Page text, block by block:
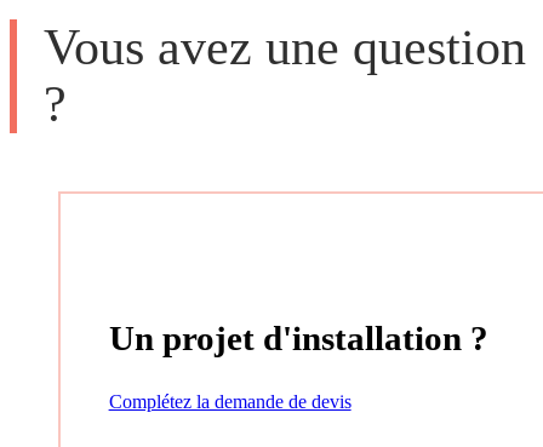
Vous avez une question
?
Un projet d'installation ?
Complétez la demande de devis